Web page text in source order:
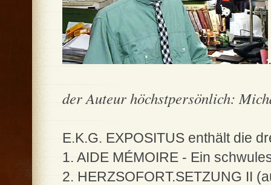
der Auteur höchstpersönlich:
E.K.G. EXPOSITUS enthält die
1. AIDE MÉMOIRE - Ein
2. HERZSOFORT.SETZUNG II